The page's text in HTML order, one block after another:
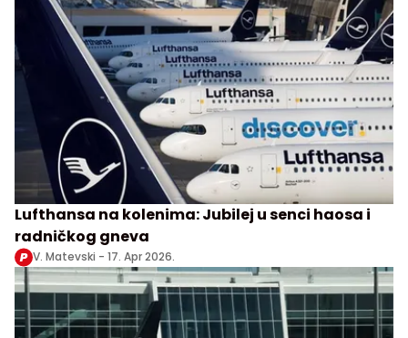
Lufthansa na kolenima: Jubilej u senci haosa i
radničkog gneva
V. Matevski - 17. Apr 2026.